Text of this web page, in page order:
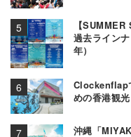
【
過去ライン
年）
Clockenflap
めの香港観
沖縄「